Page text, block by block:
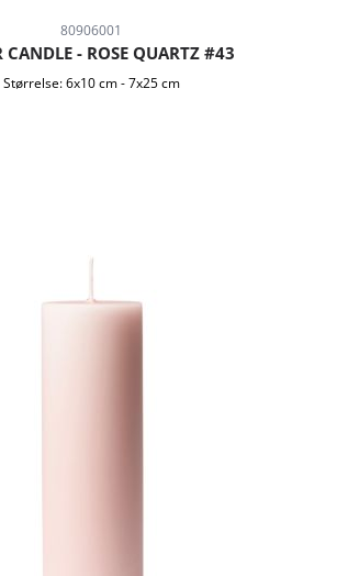
80906001
CANDLE - ROSE QUARTZ #43
Størrelse: 6x10 cm -7x25 cm